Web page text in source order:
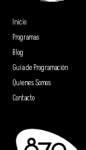
Inicio
Programas
Blog
Guía de Programación
Quienes Somos
Contacto